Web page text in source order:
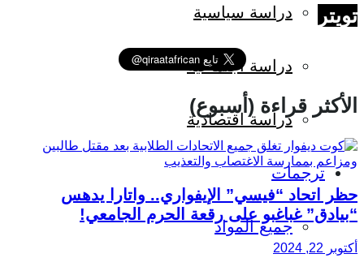
دراسة سياسية
دراسة اجتماعية
دراسة اقتصادية
ترجمات
جميع المواد
تويتر
الأكثر قراءة (أسبوع)
حظر اتحاد “فيسي” الإيفواري.. واتارا يدهس
“بيادق” غباغبو على رقعة الحرم الجامعي!
أكتوبر 22, 2024